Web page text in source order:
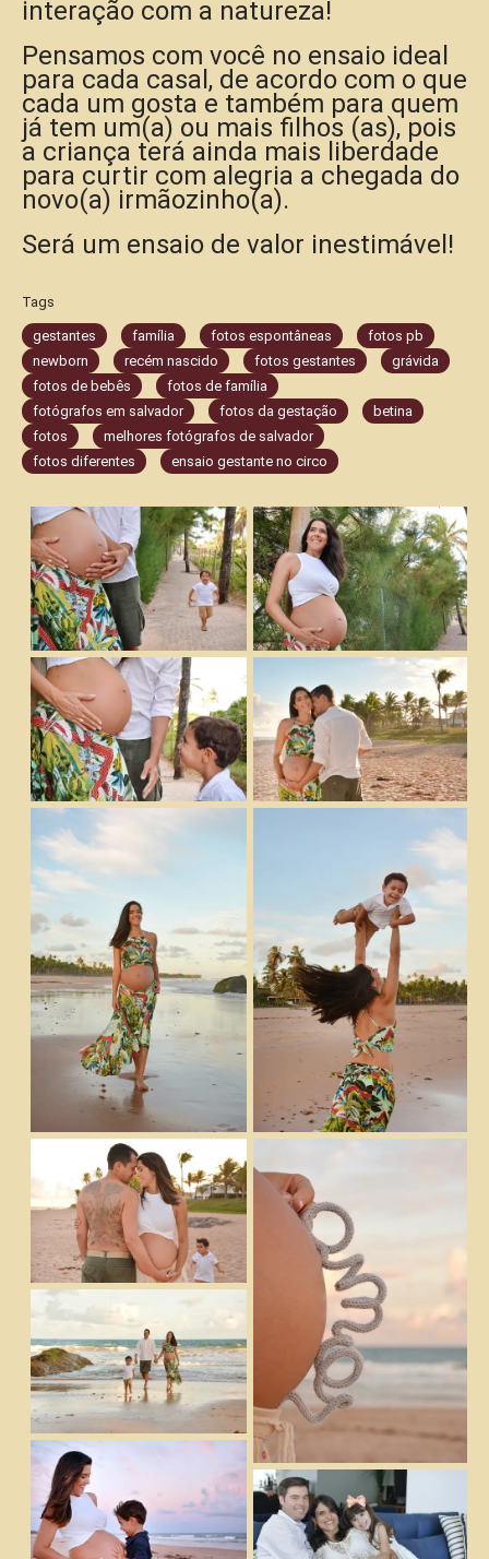
interação com a natureza!
Pensamos com você no ensaio ideal
para cada casal, de acordo com o que
cada um gosta e também para quem
já tem um(a) ou mais filhos (as), pois
a criança terá ainda mais liberdade
para curtir com alegria a chegada do
novo(a) irmãozinho(a).
Será um ensaio de valor inestimável!
Tags
gestantes família fotos espontâneas
fotos pb
newborn
recém nascido fotos gestantes
grávida
fotos de bebês
fotos de família
fotógrafos em salvador
fotos da gestação
betina
fotos
melhores fotógrafos de salvador
fotos diferentes
ensaio gestante no circo